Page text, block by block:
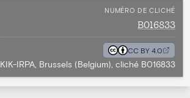
NUMÉRO DE CLICHÉ
B016833
CC BY 4.0
KIK-IRPA, Brussels (Belgium), cliché B016833